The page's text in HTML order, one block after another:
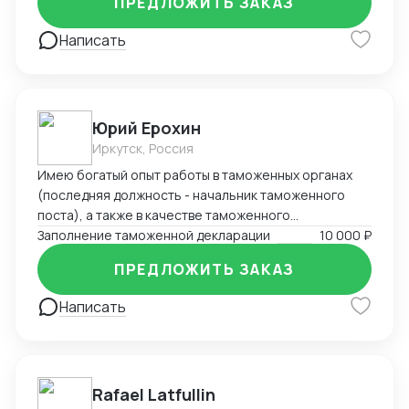
Написать
Юрий Ерохин
Иркутск, Россия
Имею богатый опыт работы в таможенных органах
(последняя должность - начальник таможенного
поста), а также в качестве таможенного
представителя. Два высших образования -
таможенное дело и юриспруденция.
Заполнение таможенной декларации 10 000 ₽
Написать
ПРЕДЛОЖИТЬ ЗАКАЗ
Rafael Latfullin